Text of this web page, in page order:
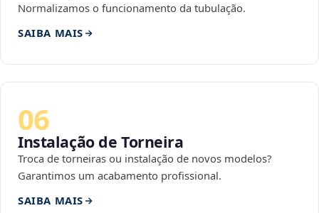
Normalizamos o funcionamento da tubulação.
SAIBA MAIS
06
Instalação de Torneira
Troca de torneiras ou instalação de novos modelos?
Garantimos um acabamento profissional.
SAIBA MAIS